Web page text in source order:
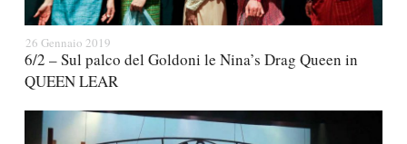
26 Gennaio 2019
6/2 – Sul palco del Goldoni le Nina’s Drag Queen in
QUEEN LEAR